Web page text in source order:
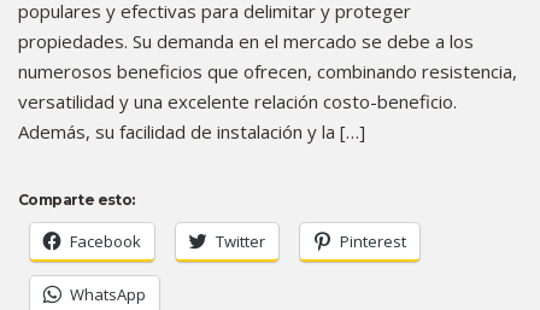
populares y efectivas para delimitar y proteger
propiedades. Su demanda en el mercado se debe a los
numerosos beneficios que ofrecen, combinando resistencia,
versatilidad y una excelente relación costo-beneficio.
Además, su facilidad de instalación y la […]
Comparte esto:
Facebook Twitter Pinterest
WhatsApp